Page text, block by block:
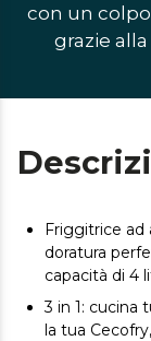
con un
grazie
Friggitrice ad
doratura
capacità di 4
3 in 1:
la tua